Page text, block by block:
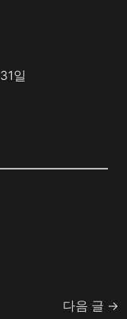
일
다음 글 →